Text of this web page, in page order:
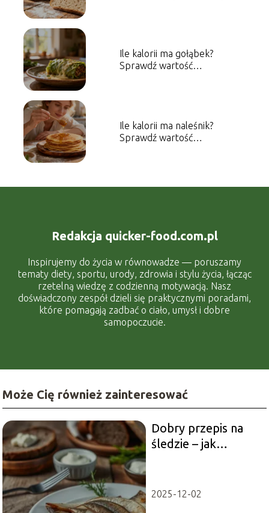
Ile kalorii ma gołąbek?
Sprawdź wartość
Ile kalorii ma naleśnik?
Sprawdź wartość
Redakcja quicker-food.com.pl
Inspirujemy do życia w równowadze — poruszamy
tematy diety, sportu, urody, zdrowia i stylu życia, łącząc
rzetelną wiedzę z codzienną motywacją. Nasz
doświadczony zespół dzieli się praktycznymi poradami,
które pomagają zadbać o ciało, umysł i dobre
samopoczucie.
Może Cię również zainteresować
Dobry przepis na
śledzie – jak
2025-12-02